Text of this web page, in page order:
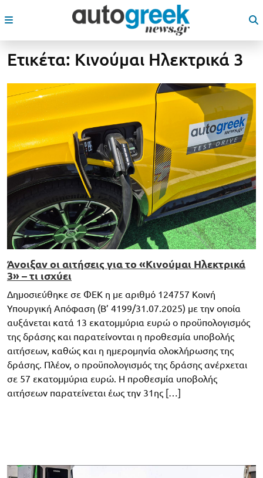
Ετικέτα: Κινούμαι Ηλεκτρικά 3
Άνοιξαν οι αιτήσεις για το «Κινούμαι Ηλεκτρικά
3» – τι ισχύει
Δημοσιεύθηκε σε ΦΕΚ η με αριθμό 124757 Κοινή
Υπουργική Απόφαση (Β’ 4199/31.07.2025) με την οποία
αυξάνεται κατά 13 εκατομμύρια ευρώ ο προϋπολογισμός
της δράσης και παρατείνονται η προθεσμία υποβολής
αιτήσεων, καθώς και η ημερομηνία ολοκλήρωσης της
δράσης. Πλέον, ο προϋπολογισμός της δράσης ανέρχεται
σε 57 εκατομμύρια ευρώ. Η προθεσμία υποβολής
αιτήσεων παρατείνεται έως την 31ης […]